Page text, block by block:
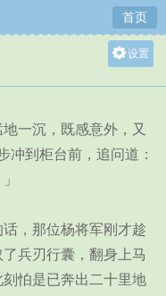
首页
设置
中
小
一沉，既感意外，又
冲到柜台前，追问道：
，那位杨将军刚才趁
兵刃行囊，翻身上马
怕是已奔出二十里地